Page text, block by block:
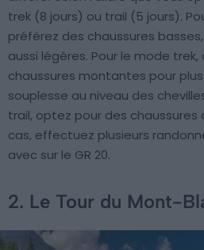
trek (8 jours) ou trail (5 jours).
préférez des chaussures
aussi légères. Pour le mode
chaussures montantes pour
souplesse au niveau des
trail, optez pour des chaussures
cas, effectuez plusieurs
avec sur le GR 20.
2. Le Tour du Mont-